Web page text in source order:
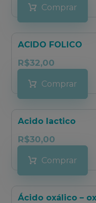
Comprar
ACIDO FOLICO
R$32,00
Comprar
Acido lactico
R$30,00
Comprar
Ácido oxálico –